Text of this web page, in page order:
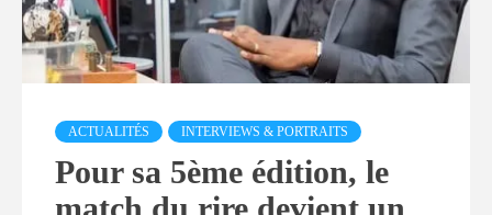
ACTUALITÉS INTERVIEWS & PORTRAITS
Pour sa 5ème édition, le